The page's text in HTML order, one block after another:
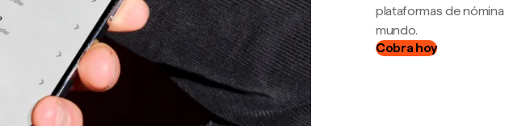
plataformas de
mundo.
Cobra hoy